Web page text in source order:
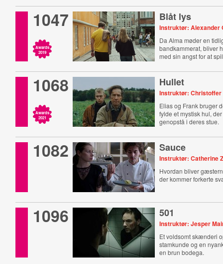
1047
Awards
2019
Blåt lys
Instruktør: Alexander
Da Alma møder en
bandkammerat, bliver
med sin angst for at
1068
Awards
2021
Hullet
Instruktør:
Elias og Frank bruger
fylde et mystisk hul,
genopstå i deres stue.
1082 Sauce
Instruktør: Catherine
Hvordan bliver
der kommer forkerte
1096 501
Instruktør: Jesper
Et voldsomt skænderi
stamkunde og en
en brun bodega.